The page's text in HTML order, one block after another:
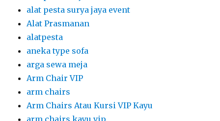
alat pesta surya jaya event
Alat Prasmanan
alatpesta
aneka type sofa
arga sewa meja
Arm Chair VIP
arm chairs
Arm Chairs Atau Kursi VIP Kayu
arm chairs kayu vip